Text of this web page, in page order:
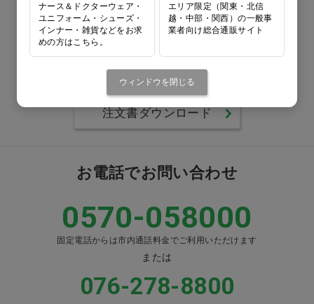
0120-418-167
番号をよくお確かめのうえ、
お間違いのないようお願いいたします
注文書ダウンロード
お電話でお問い合わせ
0570-058000
固定電話からは市内通話料金でご利用いただけます
または
076-278-8800
ナース＆ドクターウェア・
ユニフォーム・シューズ・
インナー・雑貨などをお求
めの方はこちら。
エリア限定（関東・北信
越・中部・関西）の一般事
業者向け総合通販サイト
ウィンドウを閉じる